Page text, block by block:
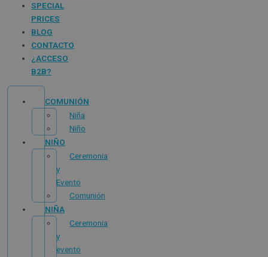
SPECIAL
PRICES
BLOG
CONTACTO
¿ACCESO
B2B?
COMUNIÓN
Niña
Niño
NIÑO
Ceremonia
y
Evento
Comunión
NIÑA
Ceremonia
y
evento